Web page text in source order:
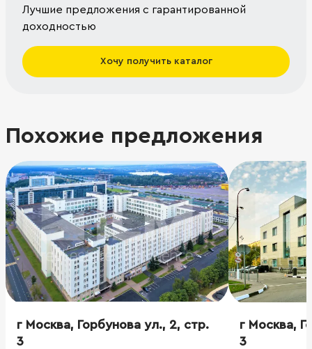
Лучшие предложения с гарантированной
доходностью
Хочу получить каталог
Похожие предложения
г Москва, Горбунова ул., 2, стр.
3
г Москва,
3